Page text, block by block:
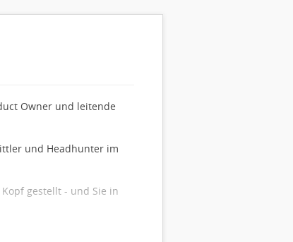
Owner und leitende
und Headhunter im
gestellt - und Sie in